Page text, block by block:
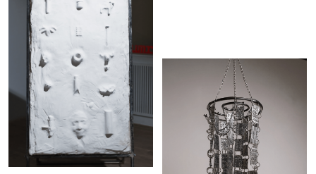
Металл, пластик
40 х 80 см
САДОК